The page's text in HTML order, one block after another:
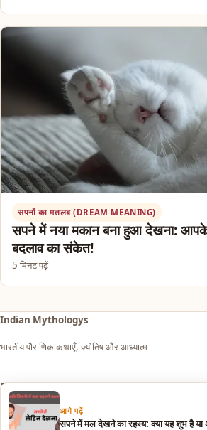
सपनों का मतलब (DREAM MEANING)
सपने में नया मकान बना हुआ देखना:
बदलाव का संकेत!
5 मिनट पढ़ें
आगे पढ़ें
सपने में मल देखने का रहस्य: क्या यह शुभ है
Indian Mythologys
भारतीय पौराणिक कथाएँ, ज्योतिष और आध्यात्म
Explore
आध्यात्म एवं धर्म